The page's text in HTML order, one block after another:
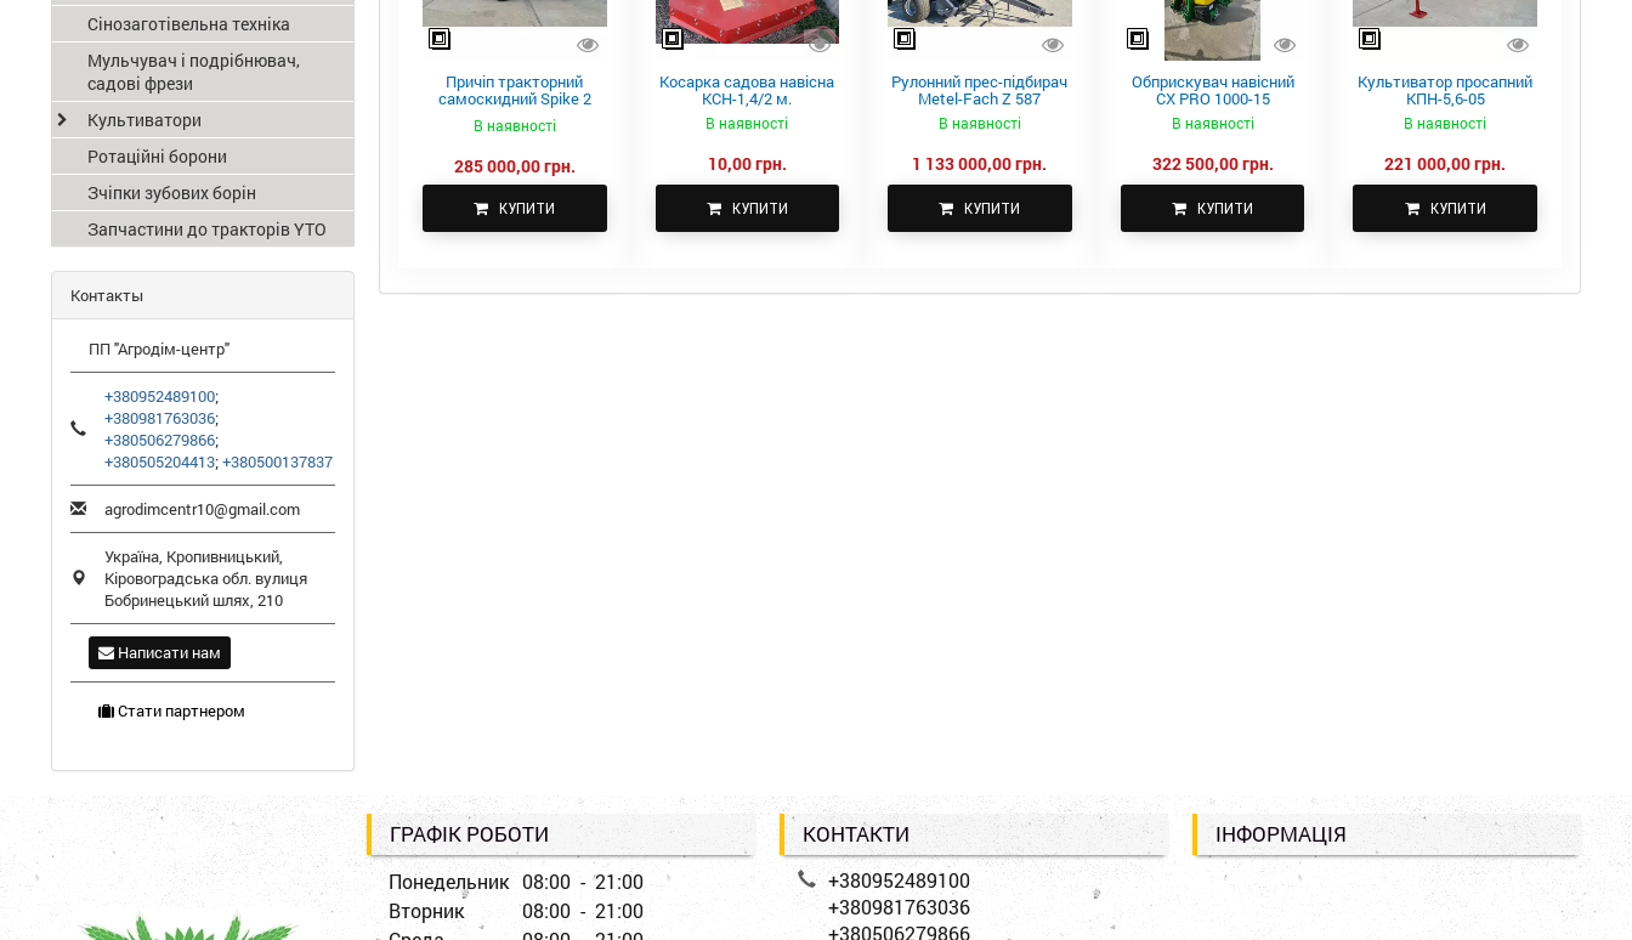
Причіп тракторний
самоскидний Spike 2
В наявності
285 000,00 грн.
КУПИТИ
Косарка садова навісна
КСН-1,4/2 м.
В наявності
10,00 грн.
КУПИТИ
Рулонний прес-підбирач
Metel-Fach Z 587
В наявності
1 133 000,00 грн.
КУПИТИ
Обприскувач навісний
CX PRO 1000-15
В наявності
322 500,00 грн.
КУПИТИ
Культиватор просапний
КПН-5,6-05
В наявності
221 000,00 грн.
КУПИТИ
Сінозаготівельна техніка
Мульчувач і подрібнювач,
садові фрези
Культиватори
Ротаційні борони
Зчіпки зубових борін
Запчастини до тракторів YTO
Контакты
ПП "Агродім-центр"
+380952489100;
+380981763036;
+380506279866;
+380505204413;+380500137837
agrodimcentr10@gmail.com
Україна, Кропивницький,
Кіровоградська обл. вулиця
Бобринецький шлях, 210
Написати нам
Стати партнером
ГРАФІК РОБОТИ
Понедельник 08:00 - 21:00
Вторник
08:00 - 21:00
КОНТАКТИ
+380952489100
+380981763036
+380506279866
ІНФОРМАЦІЯ